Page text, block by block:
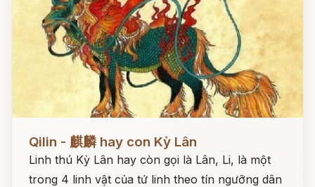
Qilin - 麒麟 hay con Kỳ Lân
Linh thú Kỳ Lân hay còn gọi là Lân, Li, là một
trong 4 linh vật của tứ linh theo tín ngưỡng dân